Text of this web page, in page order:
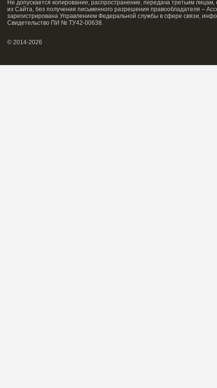
Не допускается копирование, распространение, передача третьим
из Сайта, без получения письменного разрешения правообладателя –
зарегистрирована Управлением Федеральной службы в сфере связи,
Свидетельство ПИ № ТУ42-00638.
© 2014-2026